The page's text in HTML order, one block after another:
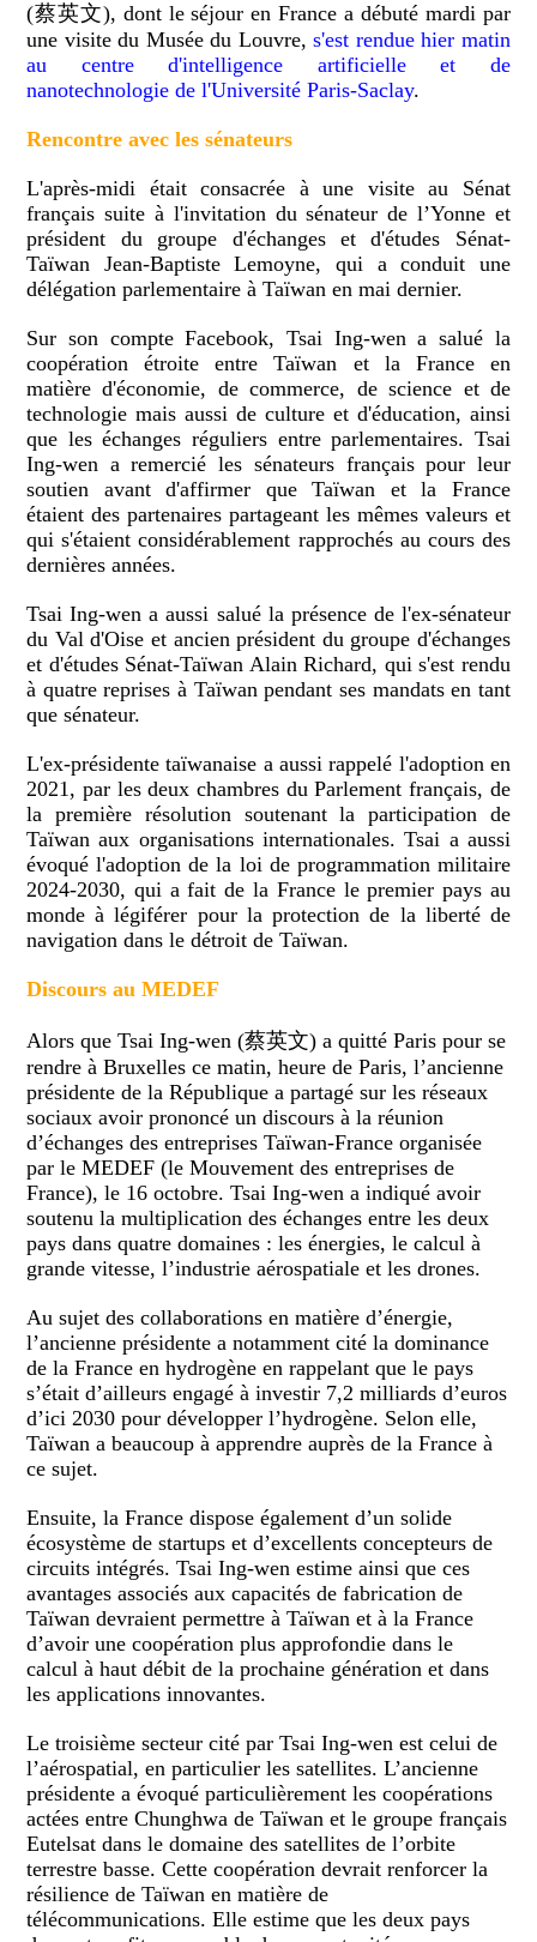
(蔡英文), dont le séjour en France a débuté mardi par
une visite du Musée du Louvre, s'est rendue hier matin
au centre d'intelligence artificielle et de
nanotechnologie de l'Université Paris-Saclay.
Rencontre avec les sénateurs
L'après-midi était consacrée à une visite au Sénat
français suite à l'invitation du sénateur de l’Yonne et
président du groupe d'échanges et d'études Sénat-
Taïwan Jean-Baptiste Lemoyne, qui a conduit une
délégation parlementaire à Taïwan en mai dernier.
Sur son compte Facebook, Tsai Ing-wen a salué la
coopération étroite entre Taïwan et la France en
matière d'économie, de commerce, de science et de
technologie mais aussi de culture et d'éducation, ainsi
que les échanges réguliers entre parlementaires. Tsai
Ing-wen a remercié les sénateurs français pour leur
soutien avant d'affirmer que Taïwan et la France
étaient des partenaires partageant les mêmes valeurs et
qui s'étaient considérablement rapprochés au cours des
dernières années.
Tsai Ing-wen a aussi salué la présence de l'ex-sénateur
du Val d'Oise et ancien président du groupe d'échanges
et d'études Sénat-Taïwan Alain Richard, qui s'est rendu
à quatre reprises à Taïwan pendant ses mandats en tant
que sénateur.
L'ex-présidente taïwanaise a aussi rappelé l'adoption en
2021, par les deux chambres du Parlement français, de
la première résolution soutenant la participation de
Taïwan aux organisations internationales. Tsai a aussi
évoqué l'adoption de la loi de programmation militaire
2024-2030, qui a fait de la France le premier pays au
monde à légiférer pour la protection de la liberté de
navigation dans le détroit de Taïwan.
Discours au MEDEF
Alors que Tsai Ing-wen (蔡英文) a quitté Paris pour se
rendre à Bruxelles ce matin, heure de Paris, l’ancienne
présidente de la République a partagé sur les réseaux
sociaux avoir prononcé un discours à la réunion
d’échanges des entreprises Taïwan-France organisée
par le MEDEF (le Mouvement des entreprises de
France), le 16 octobre. Tsai Ing-wen a indiqué avoir
soutenu la multiplication des échanges entre les deux
pays dans quatre domaines : les énergies, le calcul à
grande vitesse, l’industrie aérospatiale et les drones.
Au sujet des collaborations en matière d’énergie,
l’ancienne présidente a notamment cité la dominance
de la France en hydrogène en rappelant que le pays
s’était d’ailleurs engagé à investir 7,2 milliards d’euros
d’ici 2030 pour développer l’hydrogène. Selon elle,
Taïwan a beaucoup à apprendre auprès de la France à
ce sujet.
Ensuite, la France dispose également d’un solide
écosystème de startups et d’excellents concepteurs de
circuits intégrés. Tsai Ing-wen estime ainsi que ces
avantages associés aux capacités de fabrication de
Taïwan devraient permettre à Taïwan et à la France
d’avoir une coopération plus approfondie dans le
calcul à haut débit de la prochaine génération et dans
les applications innovantes.
Le troisième secteur cité par Tsai Ing-wen est celui de
l’aérospatial, en particulier les satellites. L’ancienne
présidente a évoqué particulièrement les coopérations
actées entre Chunghwa de Taïwan et le groupe français
Eutelsat dans le domaine des satellites de l’orbite
terrestre basse. Cette coopération devrait renforcer la
résilience de Taïwan en matière de
télécommunications. Elle estime que les deux pays